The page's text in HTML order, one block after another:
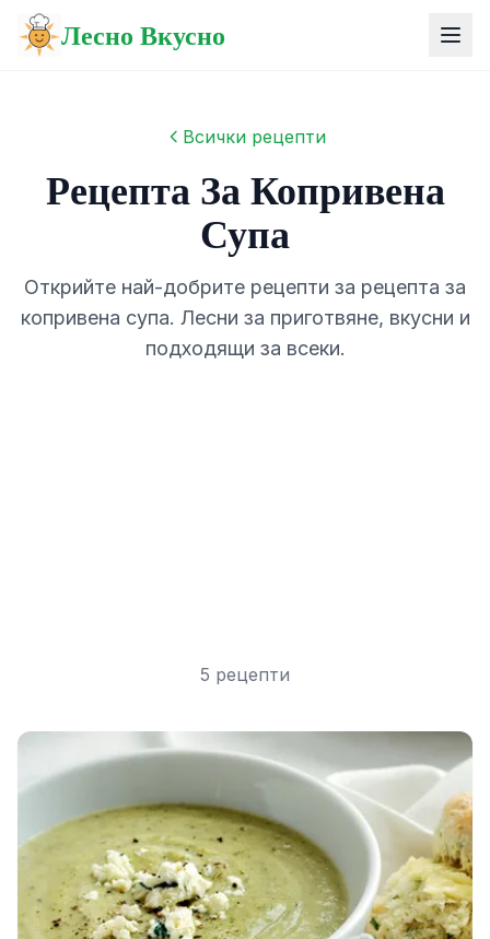
Лесно Вкусно
Всички рецепти
Рецепта За Копривена
Супа
Открийте най-добрите рецепти за рецепта за
копривена супа. Лесни за приготвяне, вкусни и
подходящи за всеки.
5 рецепти